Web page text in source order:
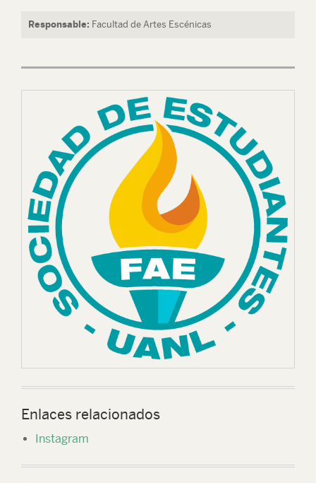
Responsable: Facultad de Artes Escénicas
Enlaces relacionados
Instagram